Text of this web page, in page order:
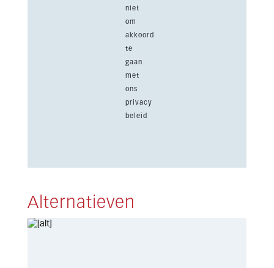
niet
om
akkoord
te
gaan
met
ons
privacy
beleid
Alternatieven